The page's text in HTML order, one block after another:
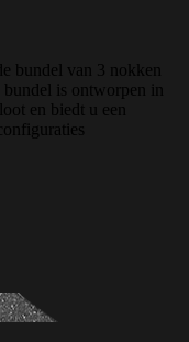
bundel van 3 nokken
is ontworpen in
en biedt u een